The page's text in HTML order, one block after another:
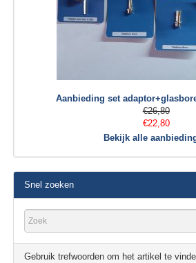
Aanbieding set
€26,80
€22,80
Bekijk alle
Snel zoeken
Gebruik trefwoorden om het artikel te